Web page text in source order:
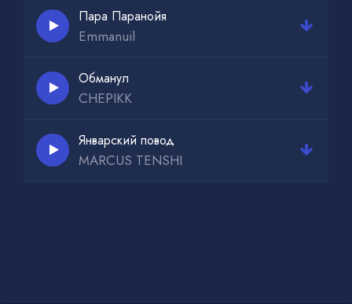
Пара Паранойя
Emmanuil
Обманул
CHEPIKK
Январский повод
MARCUS TENSHI